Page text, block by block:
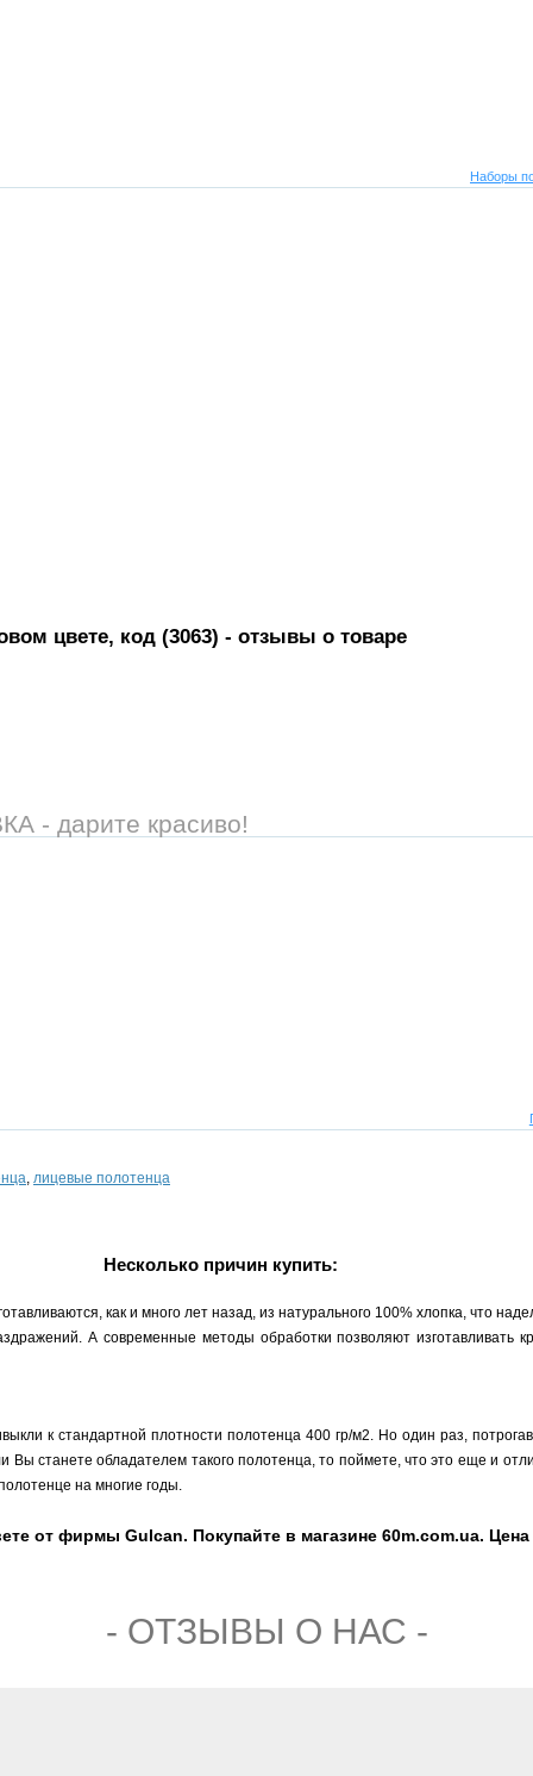
Наборы
цвете, код (3063) - отзывы о товаре
- дарите красиво!
, лицевые полотенца
Несколько причин купить:
как и много лет назад, из натурального 100% хлопка, что
А современные методы обработки позволяют изготавливать
к стандартной плотности полотенца 400 гр/м2. Но один раз,
Вы станете обладателем такого полотенца, то поймете, что это еще и
на многие годы.
от фирмы Gulcan. Покупайте в магазине 60m.com.ua. Цена
- ОТЗЫВЫ О НАС -